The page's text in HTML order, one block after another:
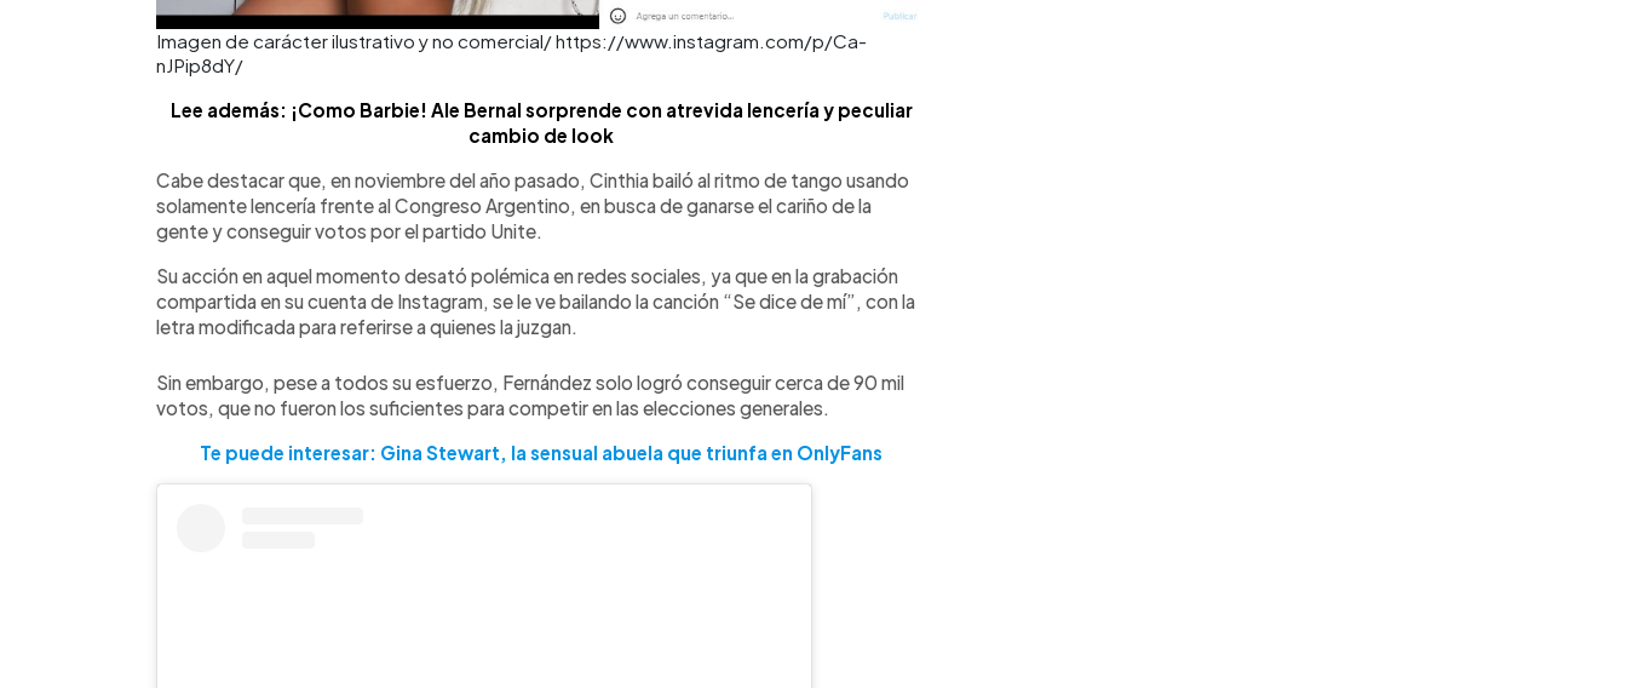
Imagen de carácter ilustrativo y no comercial/ https://www.instagram.com/p/Ca-
nJPip8dY/
Lee además: ¡Como Barbie! Ale Bernal sorprende con atrevida lencería y peculiar
cambio de look
Cabe destacar que, en noviembre del año pasado, Cinthia bailó al ritmo de tango usando
solamente lencería frente al Congreso Argentino, en busca de ganarse el cariño de la
gente y conseguir votos por el partido Unite.
Su acción en aquel momento desató polémica en redes sociales, ya que en la grabación
compartida en su cuenta de Instagram, se le ve bailando la canción “Se dice de mí”, con la
letra modificada para referirse a quienes la juzgan.
Sin embargo, pese a todos su esfuerzo, Fernández solo logró conseguir cerca de 90 mil
votos, que no fueron los suficientes para competir en las elecciones generales.
Te puede interesar: Gina Stewart, la sensual abuela que triunfa en OnlyFans